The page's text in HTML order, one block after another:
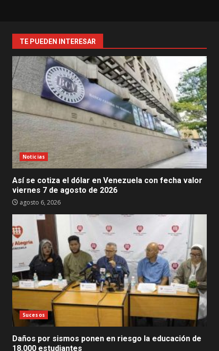
TE PUEDEN INTERESAR
Noticias
Así se cotiza el dólar en Venezuela con fecha valor
viernes 7 de agosto de 2026
agosto 6, 2026
Sucesos
Daños por sismos ponen en riesgo la educación de
18.000 estudiantes